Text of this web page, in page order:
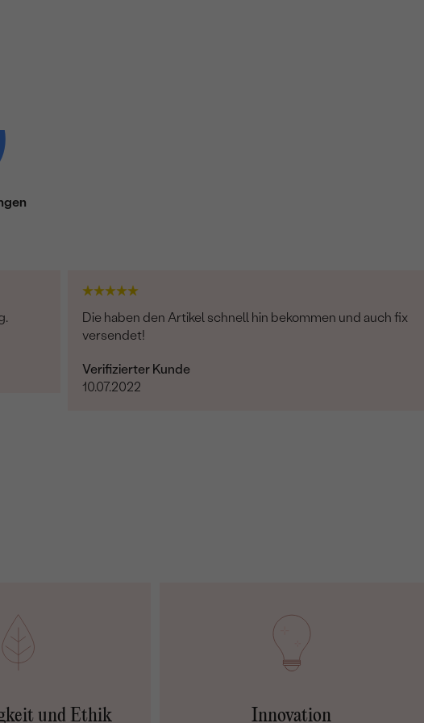
Die haben den Artikel schnell hin bekommen und auch fix
versendet!
Verifizierter Kunde
10.07.2022
und Ethik Innovation